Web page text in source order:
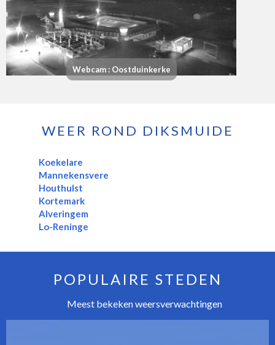
Webcam : Oostduinkerke
WEER ROND DIKSMUIDE
Koekelare
Mannekensvere
Houthulst
Kortemark
Alveringem
Lo-Reninge
POPULAIRE STEDEN
Meest bekeken weersverwachtingen